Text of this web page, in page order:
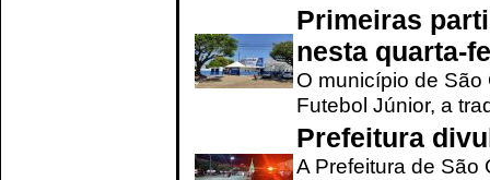
Primeiras
nesta quarta-
O município de
Futebol Júnior, a
Prefeitura
A Prefeitura de São